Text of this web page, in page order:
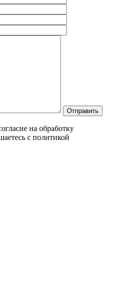
на обработку
c политикой